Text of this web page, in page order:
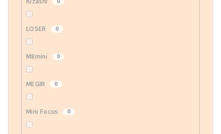
LOSER 0
M8mini 0
MEGIR 0
Mini Focus 0